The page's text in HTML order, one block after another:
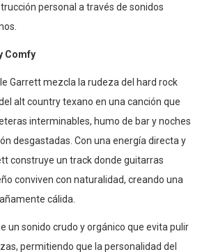
personal a través de sonidos
Comfy
Garrett mezcla la rudeza del hard rock
alt country texano en una canción que
interminables, humo de bar y noches
desgastadas. Con una energía directa y
construye un track donde guitarras
conviven con naturalidad, creando una
cálida.
un sonido crudo y orgánico que evita pulir
permitiendo que la personalidad del